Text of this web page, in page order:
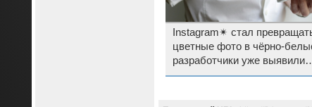
Instagram✴ стал
цветные фото в чёрно-
разработчики уже выявили
причину бага